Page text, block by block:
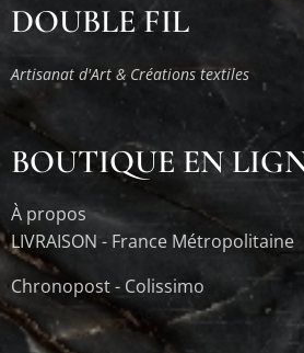
DOUBLE FIL
Artisanat d'Art & Créations textiles
BOUTIQUE EN
À propos
LIVRAISON - France Métropolitaine
Chronopost - Colissimo
© Double Fil -
© Double Fil -